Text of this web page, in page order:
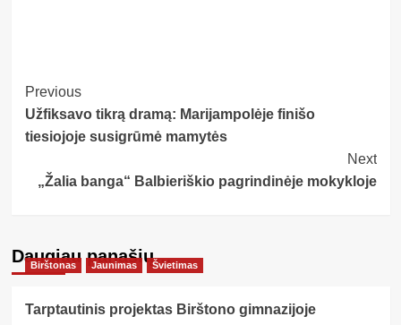
Post
Navigation
Previous
Užfiksavo tikrą dramą: Marijampolėje finišo
tiesiojoje susigrūmė mamytės
Next
„Žalia banga“ Balbieriškio pagrindinėje mokykloje
Daugiau panašių…
Birštonas Jaunimas Švietimas
Tarptautinis projektas Birštono gimnazijoje